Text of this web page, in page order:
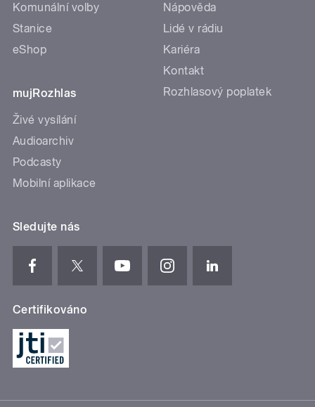
Komunální volby
Stanice
eShop
mujRozhlas
Živé vysílání
Audioarchiv
Podcasty
Mobilní aplikace
Nápověda
Lidé v rádiu
Kariéra
Kontakt
Rozhlasový poplatek
Sledujte nás
Certifikováno